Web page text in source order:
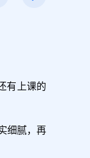
有上课的
细腻，再